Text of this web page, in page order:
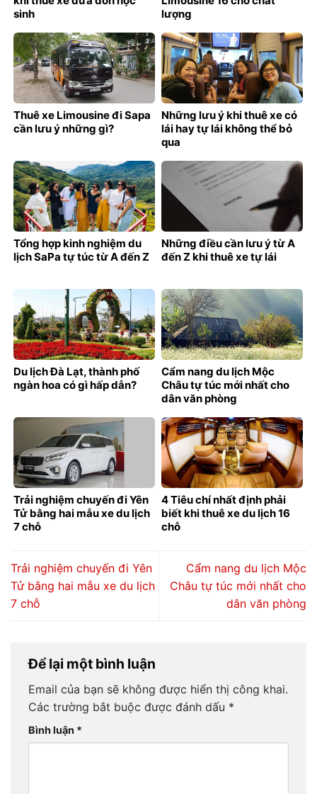
sinh
lượng
Thuê xe Limousine đi Sapa
cần lưu ý những gì?
Những lưu ý khi thuê xe có
lái hay tự lái không thể bỏ
qua
Tổng hợp kinh nghiệm du
lịch SaPa tự túc từ A đến Z
Những điều cần lưu ý từ A
đến Z khi thuê xe tự lái
Du lịch Đà Lạt, thành phố
ngàn hoa có gì hấp dẫn?
Cẩm nang du lịch Mộc
Châu tự túc mới nhất cho
dân văn phòng
Trải nghiệm chuyến đi Yên
Tử bằng hai mẫu xe du lịch
7 chỗ
4 Tiêu chí nhất định phải
biết khi thuê xe du lịch 16
chỗ
Trải nghiệm chuyến đi Yên
Tử bằng hai mẫu xe du lịch
7 chỗ
Cẩm nang du lịch Mộc
Châu tự túc mới nhất cho
dân văn phòng
Để lại một bình luận
Email của bạn sẽ không được hiển thị công khai.
Các trường bắt buộc được đánh dấu *
Bình luận *